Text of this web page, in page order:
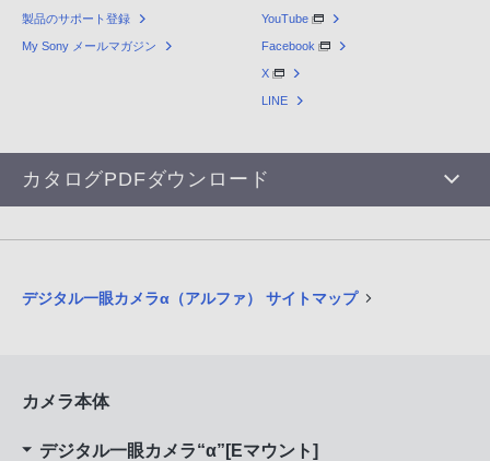
製品のサポート登録
My Sony メールマガジン
YouTube
Facebook
X
LINE
カタログPDFダウンロード
デジタル一眼カメラα（アルファ） サイトマップ
カメラ本体
デジタル一眼カメラ“α”[Eマウント]